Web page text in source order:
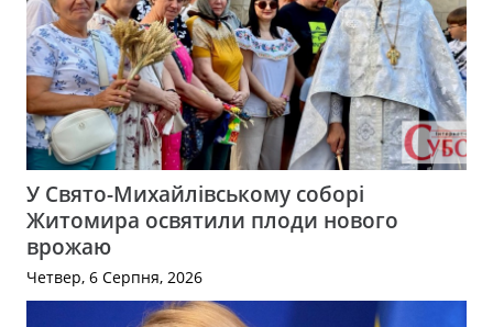
У Свято-Михайлівському соборі
Житомира освятили плоди нового
врожаю
Четвер, 6 Серпня, 2026